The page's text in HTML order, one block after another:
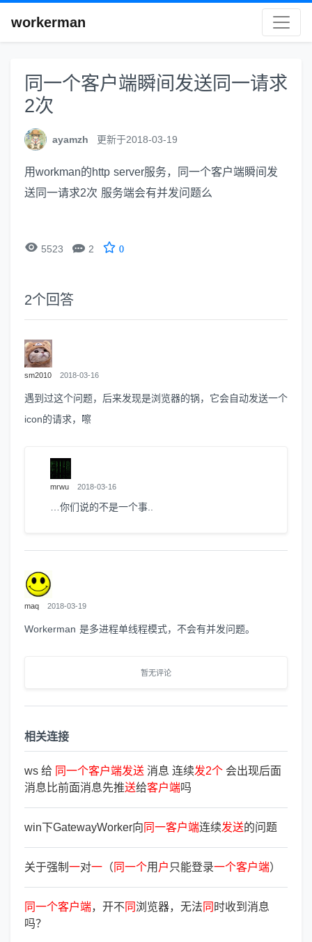
workerman
同一个客户端瞬间发送同一请求
2次
ayamzh 更新于2018-03-19
用workman的http server服务，同一个客户端瞬间发
送同一请求2次 服务端会有并发问题么
 5523  2 0
2个回答
sm2010 2018-03-16
遇到过这个问题，后来发现是浏览器的锅，它会自动发送一个
icon的请求，嚓
mrwu 2018-03-16
…你们说的不是一个事..
maq 2018-03-19
Workerman 是多进程单线程模式，不会有并发问题。
暂无评论
相关连接
ws 给 同一个客户端发送 消息 连续发2个 会出现后面
消息比前面消息先推送给客户端吗
win下GatewayWorker向 同一客户端连续发送的问题
关于强制 一对一 （ 同一个用 户 只能登录一个客户端）
同一个客户端，开不 同 浏览器，无法 同 时收到消息
吗？